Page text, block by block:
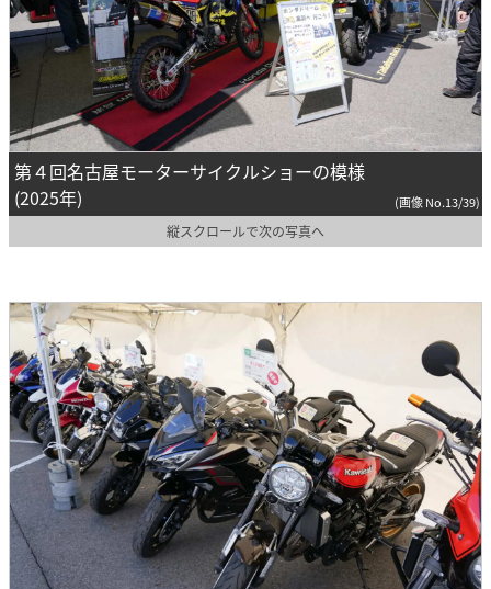
第４回名古屋モーターサイクルショーの模様
(2025年)
(画像 No.13/39)
縦スクロールで次の写真へ